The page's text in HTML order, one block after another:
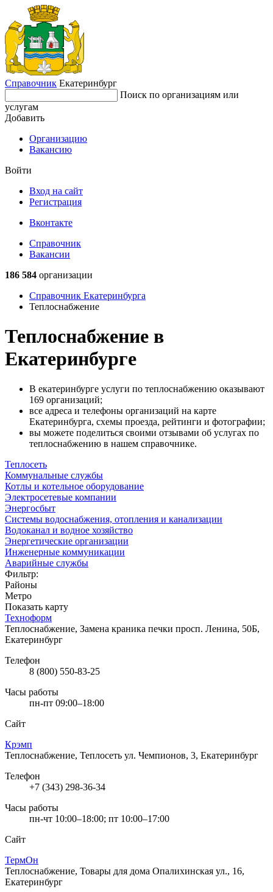
Справочник Екатеринбург
Поиск по организациям или
услугам
Добавить
Организацию
Вакансию
Войти
Вход на сайт
Регистрация
Вконтакте
Справочник
Вакансии
186 584 организации
Справочник Екатеринбурга
Теплоснабжение
Теплоснабжение в
Екатеринбурге
В екатеринбурге услуги по теплоснабжению оказывают
169 организаций;
все адреса и телефоны организаций на карте
Екатеринбурга, схемы проезда, рейтинги и фотографии;
вы можете поделиться своими отзывами об услугах по
теплоснабжению в нашем справочнике.
Теплосеть
Коммунальные службы
Котлы и котельное оборудование
Электросетевые компании
Энергосбыт
Системы водоснабжения, отопления и канализации
Водоканал и водное хозяйство
Энергетические организации
Инженерные коммуникации
Аварийные службы
Фильтр:
Районы
Метро
Показать карту
Техноформ
Теплоснабжение, Замена краника печки просп. Ленина, 50Б,
Екатеринбург
Телефон
8 (800) 550-83-25
Часы работы
пн-пт 09:00–18:00
Сайт
Крэмп
Теплоснабжение, Теплосеть ул. Чемпионов, 3, Екатеринбург
Телефон
+7 (343) 298-36-34
Часы работы
пн-чт 10:00–18:00; пт 10:00–17:00
Сайт
ТермОн
Теплоснабжение, Товары для дома Опалихинская ул., 16,
Екатеринбург